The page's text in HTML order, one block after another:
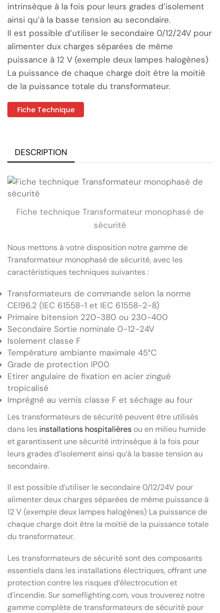
intrinsèque à la fois pour leurs grades d’isolement
ainsi qu’à la basse tension au secondaire.
Il est possible d’utiliser le secondaire 0/12/24V pour
alimenter dux charges séparées de même
puissance à 12 V (exemple deux lampes halogènes)
La puissance de chaque charge doit être la moitié
de la puissance totale du transformateur.
Fiche Technique
DESCRIPTION
Fiche technique Transformateur monophasé de
sécurité
Nous mettons à votre disposition notre gamme de
Transformateur monophasé de sécurité, avec les
caractéristiques techniques suivantes :
Transformateurs de commande selon la norme
CEI96.2 (IEC 61558-1 et IEC 61558-2-8)
Primaire bitension 220-380 ou 230-400
Secondaire Sortie nominale 0-12-24V
Isolement classe F
Température ambiante maximale 45°C
Grade de protection IP00
Etirer angulaire de fixation en acier zingué
tropicalisé
Imprégné au vernis classe F et séchage au four
Les transformateurs de sécurité peuvent être utilisés
dans les installations hospitalières ou en milieu humide
et garantissent une sécurité intrinsèque à la fois pour
leurs grades d’isolement ainsi qu’à la basse tension au
secondaire.
Il est possible d’utiliser le secondaire 0/12/24V pour
alimenter deux charges séparées de même puissance à
12 V (exemple deux lampes halogènes) La puissance de
chaque charge doit être la moitié de la puissance totale
du transformateur.
Les transformateurs de sécurité sont des composants
essentiels dans les installations électriques, offrant une
protection contre les risques d’électrocution et
d’incendie. Sur someflighting.com, vous trouverez notre
gamme complète de transformateurs de sécurité pour